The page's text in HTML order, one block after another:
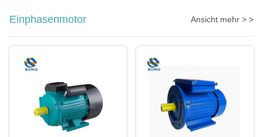
Einphasenmotor Ansicht mehr > >